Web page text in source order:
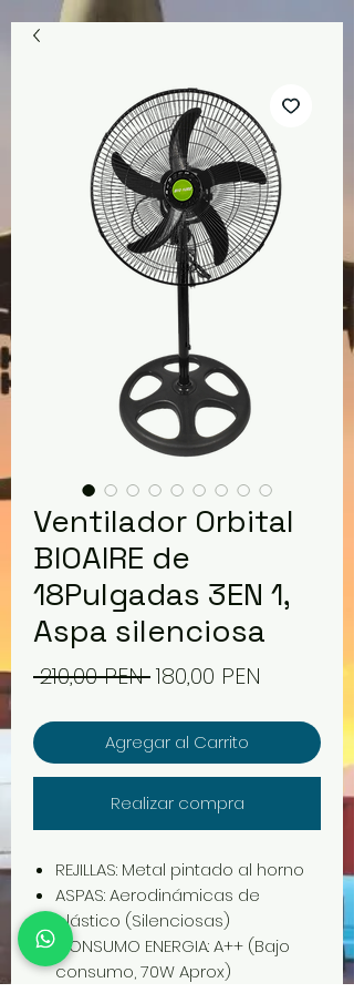
Ventilador Orbital
BIOAIRE de
18Pulgadas 3EN 1,
Aspa silenciosa
210,00 PEN Precio
180,00 PEN
oferta
Agregar al Carrito
Realizar compra
REJILLAS: Metal pintado al horno
ASPAS: Aerodinámicas de
plástico (Silenciosas)
CONSUMO ENERGIA: A++ (Bajo
consumo, 70W Aprox)